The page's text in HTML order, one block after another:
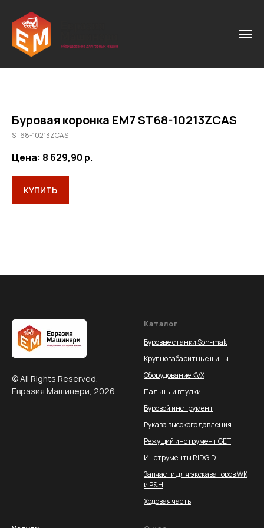
Буровая коронка ЕМ7 ST68-10213ZCAS
ST68-10213ZCAS
Цена: 8 629,90 р.
КУПИТЬ
© All Rights Reserved.
Евразия Машинери, 2026
Каталог
Буровые станки Son-mak
Крупногабаритные шины
Оборудование KVX
Пальцы и втулки
Буровой инструмент
Рукава высокого давления
Режущий инструмент GET
Инструменты RIDGID
Запчасти для экскаваторов WK
и P&H
Ходовая часть